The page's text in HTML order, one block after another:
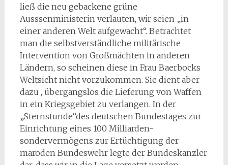
ließ die neu gebackene grüne
Ausssenministerin verlauten, wir seien „in
einer anderen Welt aufgewacht“. Betrachtet
man die selbstverständliche militärische
Intervention von Großmächten in anderen
Ländern, so scheinen diese in Frau Baerbocks
Weltsicht nicht vorzukommen. Sie dient aber
dazu , übergangslos die Lieferung von Waffen
in ein Kriegsgebiet zu verlangen. In der
„Sternstunde“des deutschen Bundestages zur
Einrichtung eines 100 Milliarden-
sondervermögens zur Ertüchtigung der
maroden Bundeswehr legte der Bundeskanzler